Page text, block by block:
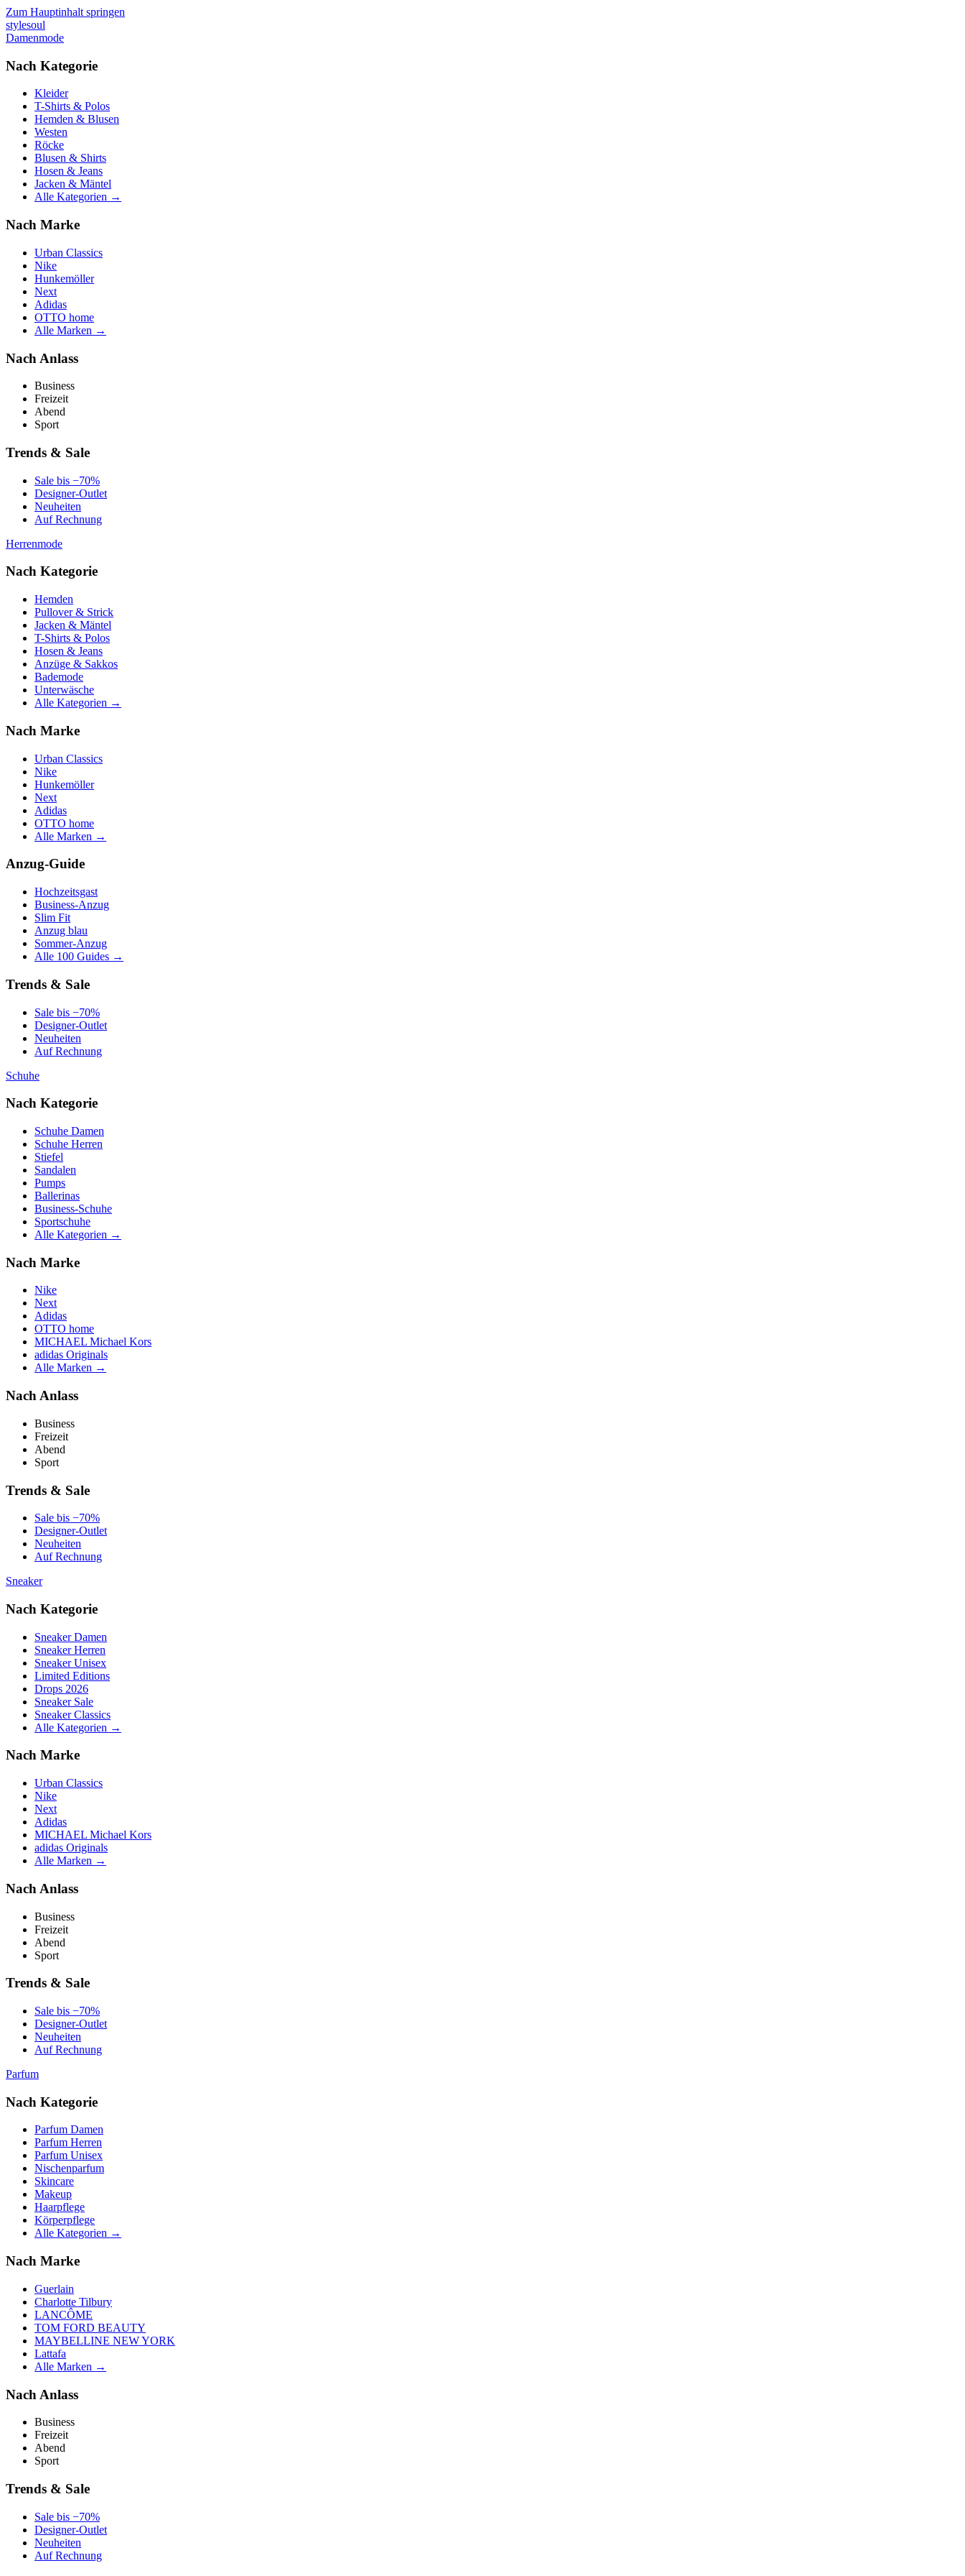
Zum Hauptinhalt springen
stylesoul
Damenmode
Nach Kategorie
Kleider
T-Shirts & Polos
Hemden & Blusen
Westen
Röcke
Blusen & Shirts
Hosen & Jeans
Jacken & Mäntel
Alle Kategorien →
Nach Marke
Urban Classics
Nike
Hunkemöller
Next
Adidas
OTTO home
Alle Marken →
Nach Anlass
Business
Freizeit
Abend
Sport
Trends & Sale
Sale bis −70%
Designer-Outlet
Neuheiten
Auf Rechnung
Herrenmode
Nach Kategorie
Hemden
Pullover & Strick
Jacken & Mäntel
T-Shirts & Polos
Hosen & Jeans
Anzüge & Sakkos
Bademode
Unterwäsche
Alle Kategorien →
Nach Marke
Urban Classics
Nike
Hunkemöller
Next
Adidas
OTTO home
Alle Marken →
Anzug-Guide
Hochzeitsgast
Business-Anzug
Slim Fit
Anzug blau
Sommer-Anzug
Alle 100 Guides →
Trends & Sale
Sale bis −70%
Designer-Outlet
Neuheiten
Auf Rechnung
Schuhe
Nach Kategorie
Schuhe Damen
Schuhe Herren
Stiefel
Sandalen
Pumps
Ballerinas
Business-Schuhe
Sportschuhe
Alle Kategorien →
Nach Marke
Nike
Next
Adidas
OTTO home
MICHAEL Michael Kors
adidas Originals
Alle Marken →
Nach Anlass
Business
Freizeit
Abend
Sport
Trends & Sale
Sale bis −70%
Designer-Outlet
Neuheiten
Auf Rechnung
Sneaker
Nach Kategorie
Sneaker Damen
Sneaker Herren
Sneaker Unisex
Limited Editions
Drops 2026
Sneaker Sale
Sneaker Classics
Alle Kategorien →
Nach Marke
Urban Classics
Nike
Next
Adidas
MICHAEL Michael Kors
adidas Originals
Alle Marken →
Nach Anlass
Business
Freizeit
Abend
Sport
Trends & Sale
Sale bis −70%
Designer-Outlet
Neuheiten
Auf Rechnung
Parfum
Nach Kategorie
Parfum Damen
Parfum Herren
Parfum Unisex
Nischenparfum
Skincare
Makeup
Haarpflege
Körperpflege
Alle Kategorien →
Nach Marke
Guerlain
Charlotte Tilbury
LANCÔME
TOM FORD BEAUTY
MAYBELLINE NEW YORK
Lattafa
Alle Marken →
Nach Anlass
Business
Freizeit
Abend
Sport
Trends & Sale
Sale bis −70%
Designer-Outlet
Neuheiten
Auf Rechnung